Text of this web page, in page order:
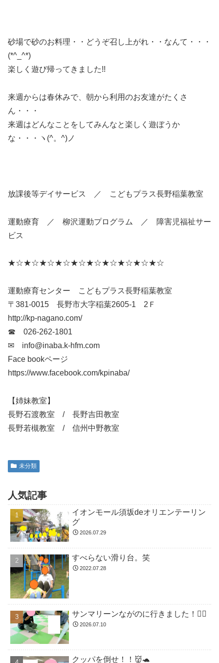
砂場で砂のお料理・・どうぞ召し上がれ・・なんて・・・
(*^_^*)
楽しく遊び帰ってきました!!
来週からは春休みで、朝から利用のお友達がたくさ
ん・・・
来週はどんなことをしてみんなと楽しく遊ぼうか
な・・・ヽ(^。^)ノ
放課後等デイサービス ／ こどもプラス長野稲葉教室
運動療育 ／ 柳沢運動プログラム ／ 障害児福祉サー
ビス
★☆★☆★☆★☆★☆★☆★☆★☆★☆★☆
運動療育センター こどもプラス長野稲葉教室
〒381-0015 長野市大字稲葉2605-1 2Ｆ
http://kp-nagano.com/
☎ 026-262-1801
✉ info@inaba.k-hfm.com
Face bookページ
https://www.facebook.com/kpinaba/
【姉妹教室】
長野石渡教室 / 長野吉田教室
長野若槻教室 / 信州中野教室
未分類
人気記事
イオンモール須坂deオリエンテーリン
グ
2026.07.29
すべらない滑り台。笑
2022.07.28
サンマリーンながのに行きました！🏊🏻
2026.07.10
クッパを倒せ！！👹🐢